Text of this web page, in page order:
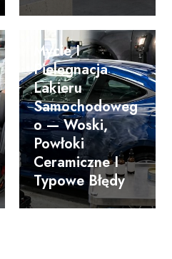
Mycie I
Pielęgnacja
Lakieru
Samochodoweg
O — Woski,
Powłoki
Ceramiczne I
Typowe Błędy